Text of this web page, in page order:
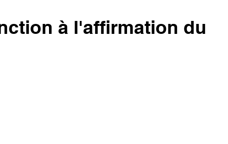
à l'affirmation du